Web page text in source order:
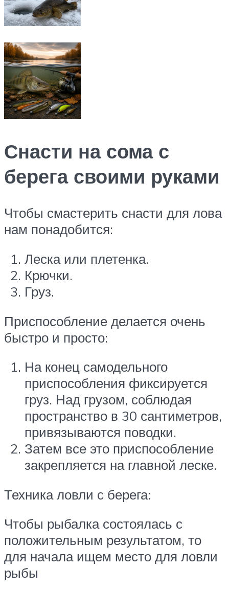
Снасти на сома с
берега своими руками
Чтобы смастерить снасти для лова
нам понадобится:
Леска или плетенка.
Крючки.
Груз.
Приспособление делается очень
быстро и просто:
На конец самодельного
приспособления фиксируется
груз. Над грузом, соблюдая
пространство в 30 сантиметров,
привязываются поводки.
Затем все это приспособление
закрепляется на главной леске.
Техника ловли с берега:
Чтобы рыбалка состоялась с
положительным результатом, то
для начала ищем место для ловли
рыбы